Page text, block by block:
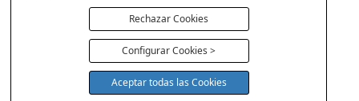
Rechazar Cookies
Configurar Cookies >
Aceptar todas las Cookies